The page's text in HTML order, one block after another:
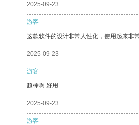
2025-09-23
游客
这款软件的设计非常人性化，使用起来非常
2025-09-23
游客
超棒啊 好用
2025-09-23
游客